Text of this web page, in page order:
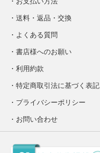
送料・返品・交換
よくある質問
書店様へのお願い
利用約款
特定商取引法に基づく表記
プライバシーポリシー
お問い合わせ